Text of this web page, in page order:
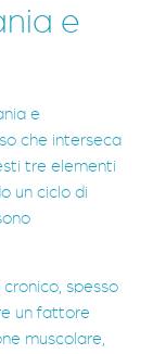
e
e
che interseca
tre elementi
un ciclo di
spesso
un fattore
muscolare,